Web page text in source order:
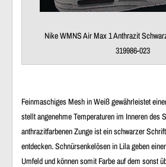
Nike WMNS Air Max 1 Anthrazit
319986-023
Feinmaschiges Mesh in Weiß gewährleistet
stellt angenehme Temperaturen im Inneren des
anthrazitfarbenen Zunge ist ein schwarzer
entdecken. Schnürsenkelösen in Lila geben
Umfeld und können somit Farbe auf dem sonst